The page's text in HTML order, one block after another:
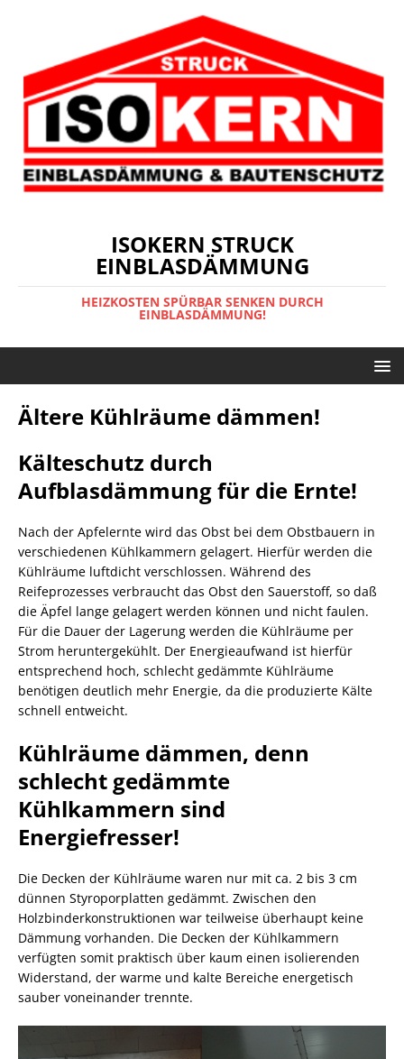
ISOKERN STRUCK
EINBLASDÄMMUNG
HEIZKOSTEN SPÜRBAR SENKEN DURCH
EINBLASDÄMMUNG!
Ältere Kühlräume dämmen!
Kälteschutz durch
Aufblasdämmung für die Ernte!
Nach der Apfelernte wird das Obst bei dem Obstbauern in
verschiedenen Kühlkammern gelagert. Hierfür werden die
Kühlräume luftdicht verschlossen. Während des
Reifeprozesses verbraucht das Obst den Sauerstoff, so daß
die Äpfel lange gelagert werden können und nicht faulen.
Für die Dauer der Lagerung werden die Kühlräume per
Strom heruntergekühlt. Der Energieaufwand ist hierfür
entsprechend hoch, schlecht gedämmte Kühlräume
benötigen deutlich mehr Energie, da die produzierte Kälte
schnell entweicht.
Kühlräume dämmen, denn
schlecht gedämmte
Kühlkammern sind
Energiefresser!
Die Decken der Kühlräume waren nur mit ca. 2 bis 3 cm
dünnen Styroporplatten gedämmt. Zwischen den
Holzbinderkonstruktionen war teilweise überhaupt keine
Dämmung vorhanden. Die Decken der Kühlkammern
verfügten somit praktisch über kaum einen isolierenden
Widerstand, der warme und kalte Bereiche energetisch
sauber voneinander trennte.